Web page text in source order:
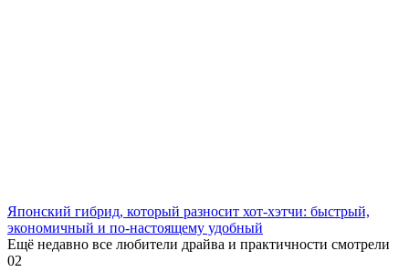
Японский гибрид, который разносит хот-хэтчи: быстрый,
экономичный и по-настоящему удобный
Ещё недавно все любители драйва и практичности смотрели
02